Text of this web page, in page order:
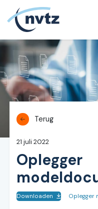
NVTZ
Terug
21 juli 2022
Oplegger
Oplegger
Downloaden